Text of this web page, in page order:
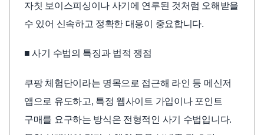
자칫 보이스피싱이나 사기에 연루된 것처럼 오해받을
수 있어 신속하고 정확한 대응이 중요합니다.
■ 사기 수법의 특징과 법적 쟁점
쿠팡 체험단이라는 명목으로 접근해 라인 등 메신저
앱으로 유도하고, 특정 웹사이트 가입이나 포인트
구매를 요구하는 방식은 전형적인 사기 수법입니다.